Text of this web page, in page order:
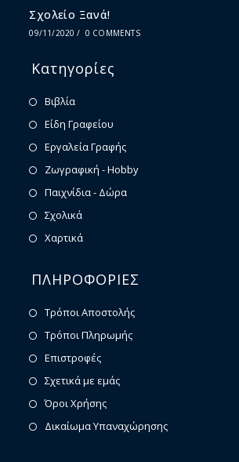
Σχολείο Ξανά!
09/11/2020 / 0 COMMENTS
Κατηγορίες
Βιβλία
Είδη Γραφείου
Εργαλεία Γραφής
Ζωγραφική - Hobby
Παιχνίδια - Δώρα
Σχολικά
Χαρτικά
ΠΛΗΡΟΦΟΡΙΕΣ
Τρόποι Αποστολής
Τρόποι Πληρωμής
Επιστροφές
Σχετικά με εμάς
Όροι Χρήσης
Δικαίωμα Υπαναχώρησης